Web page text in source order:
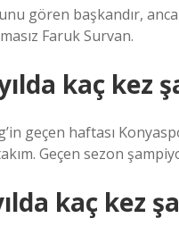
gören başkandır,
Faruk Survan.
kaç kez
geçen haftası
Geçen sezon
kaç kez